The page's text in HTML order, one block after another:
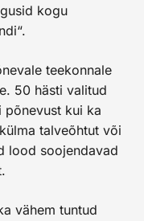
kogu
teekonnale
50 hästi valitud
põnevust kui ka
talveõhtut või
lood soojendavad
vähem tuntud